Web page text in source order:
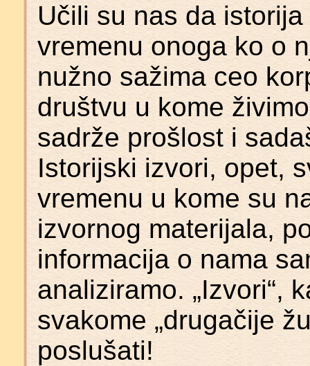
Učili su nas da
vremenu onoga ko o
nužno sažima ceo
društvu u kome
sadrže prošlost i
Istorijski izvori, opet,
vremenu u kome su
izvornog materijala,
informacija o nama
analiziramo. „Izvori“,
svakome „drugačije
poslušati!